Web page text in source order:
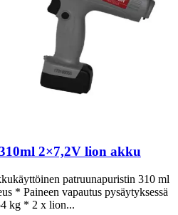
2×7,2V lion akku
patruunapuristin 310 ml
* Paineen vapautus pysäytyksessä
kg * 2 x lion...